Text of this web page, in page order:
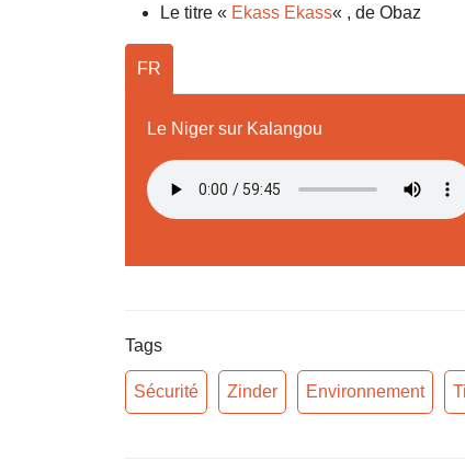
Le titre « Ekass Ekass« , de Obaz
FR
Le Niger sur Kalangou
Tags
Sécurité Zinder Environnement